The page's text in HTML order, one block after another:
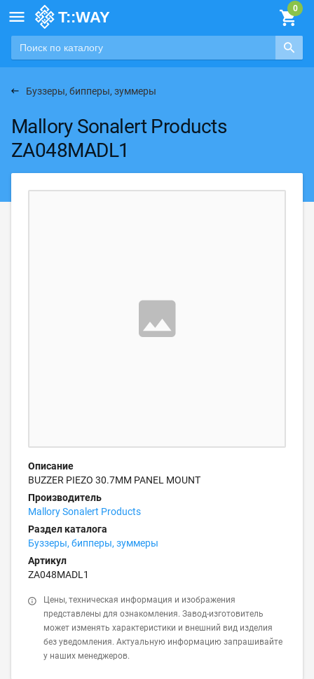

Буззеры, бипперы, зуммеры
Mallory Sonalert Products
ZA048MADL1
Описание
BUZZER PIEZO 30.7MM PANEL MOUNT
Производитель
Mallory Sonalert Products
Раздел каталога
Буззеры, бипперы, зуммеры
Артикул
ZA048MADL1
Цены, техническая информация и изображения
представлены для ознакомления. Завод-изготовитель
может изменять характеристики и внешний вид изделия
без уведомления. Актуальную информацию запрашивайте
у наших менеджеров.